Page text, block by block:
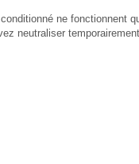
ne fonctionnent
neutraliser